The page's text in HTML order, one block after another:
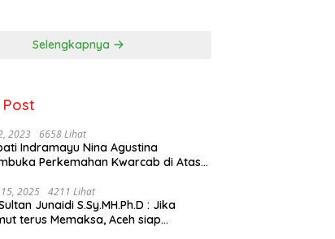
Kai-
Selengkapnya
2023 6658 Lihat
Indramayu Nina Agustina
Perkemahan Kwarcab di Atas
15, 2025 4211 Lihat
Junaidi S.Sy.MH.Ph.D : Jika
terus Memaksa, Aceh siap